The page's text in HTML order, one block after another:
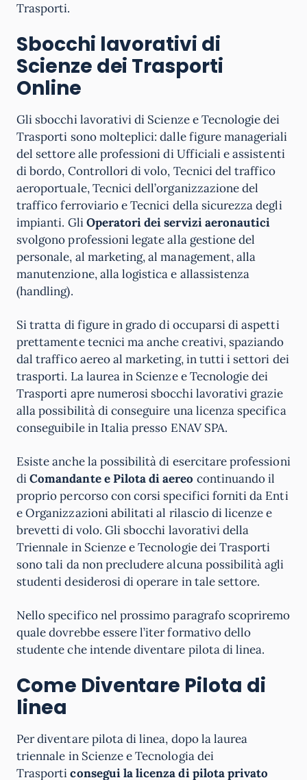
Trasporti.
Sbocchi lavorativi di
Scienze dei Trasporti
Online
Gli sbocchi lavorativi di Scienze e Tecnologie dei
Trasporti sono molteplici: dalle figure manageriali
del settore alle professioni di Ufficiali e assistenti
di bordo, Controllori di volo, Tecnici del traffico
aeroportuale, Tecnici dell’organizzazione del
traffico ferroviario e Tecnici della sicurezza degli
impianti. GliOperatori dei servizi aeronautici
svolgono professioni legate alla gestione del
personale, al marketing, al management, alla
manutenzione, alla logistica e allassistenza
(handling).
Si tratta di figure in grado di occuparsi di aspetti
prettamente tecnici ma anche creativi, spaziando
dal traffico aereo al marketing, in tutti i settori dei
trasporti. La laurea in Scienze e Tecnologie dei
Trasporti apre numerosi sbocchi lavorativi grazie
alla possibilità di conseguire una licenza specifica
conseguibile in Italia presso ENAV SPA.
Esiste anche la possibilità di esercitare professioni
diComandante e Pilota di aereo continuando il
proprio percorso con corsi specifici forniti da Enti
e Organizzazioni abilitati al rilascio di licenze e
brevetti di volo. Gli sbocchi lavorativi della
Triennale in Scienze e Tecnologie dei Trasporti
sono tali da non precludere alcuna possibilità agli
studenti desiderosi di operare in tale settore.
Nello specifico nel prossimo paragrafo scopriremo
quale dovrebbe essere l’iter formativo dello
studente che intende diventare pilota di linea.
Come Diventare Pilota di
linea
Per diventare pilota di linea, dopo la laurea
triennale in Scienze e Tecnologia dei
Trasporticonsegui la licenza di pilota privato